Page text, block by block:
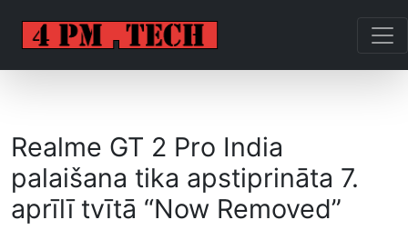
Realme GT 2 Pro India
palaišana tika apstiprināta 7.
aprīlī tvītā “Now Removed”